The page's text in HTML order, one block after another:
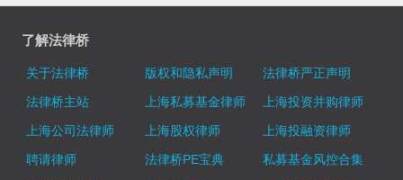
了解法律桥
关于法律桥 版权和隐私声明
法律桥严正声明
法律桥主站
上海私募基金律师
上海投资并购律师
上海公司法律师
上海股权律师
上海投融资律师
聘请律师
法律桥PE宝典
私募基金风控合集